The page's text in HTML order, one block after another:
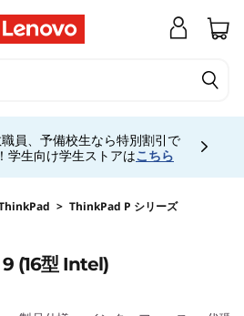
ップする
員、予備校生なら特別割引で
学生向け学生ストアはこちら
> ThinkPad P シリーズ
(16型 Intel)